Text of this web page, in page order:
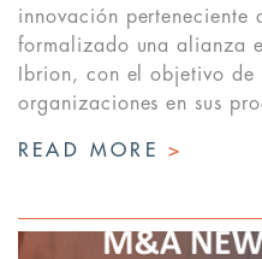
innovación perteneciente
formalizado una alianza
Ibrion, con el objetivo de
organizaciones en sus
READ MORE >